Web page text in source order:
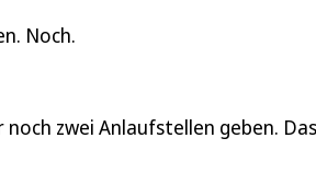
Noch.
zwei Anlaufstellen geben. Das